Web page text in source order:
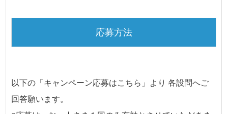
応募方法
以下の「キャンペーン応募はこちら」より 各設問へご
回答願います。